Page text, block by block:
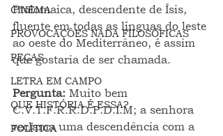
CINEMA
PROVOCAÇÕES NADA FILOSÓFICAS
PEÇAS
LETRA EM CAMPO
QUE HISTÓRIA É ESSA?
POLÍTICA
Ptolomaica, descendente de Ísis,
fluente em todas as línguas do leste
ao oeste do Mediterrâneo, é assim
que gostaria de ser chamada.
Pergunta: Muito bem
C.V.T.F.R.R.D.P.D.I.M; a senhora
reclama uma descendência com a